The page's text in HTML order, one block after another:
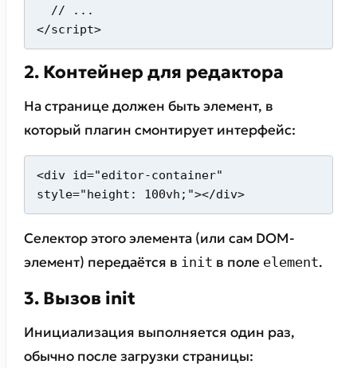
</script>
2. Контейнер для редактора
На странице должен быть элемент, в
который плагин смонтирует интерфейс:
<div id="editor-container"
style="height: 100vh;"></div>
Селектор этого элемента (или сам DOM-
элемент) передаётся в init в поле element.
3. Вызов init
Инициализация выполняется один раз,
обычно после загрузки страницы: